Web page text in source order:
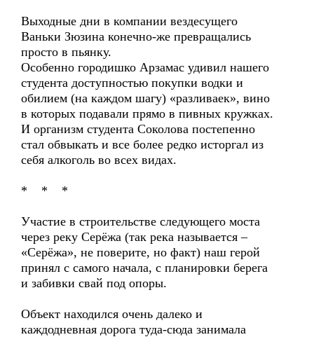
Выходные дни в компании вездесущего
Ваньки Зюзина конечно-же превращались
просто в пьянку.
Особенно городишко Арзамас удивил нашего
студента доступностью покупки водки и
обилием (на каждом шагу) «разливаек», вино
в которых подавали прямо в пивных кружках.
И организм студента Соколова постепенно
стал обвыкать и все более редко исторгал из
себя алкоголь во всех видах.
* * *
Участие в строительстве следующего моста
через реку Серёжа (так река называется –
«Серёжа», не поверите, но факт) наш герой
принял с самого начала, с планировки берега
и забивки свай под опоры.
Объект находился очень далеко и
каждодневная дорога туда-сюда занимала